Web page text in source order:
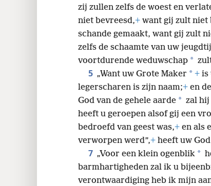
zij zullen zelfs de woest en
niet bevreesd,+ want gij zult niet
schande gemaakt, want gij zult
zelfs de schaamte van uw
voortdurende weduwschap *
5 „Want uw Grote Maker * + is
legerscharen is zijn naam;+ en
God van de gehele aarde * zal hij
heeft u geroepen alsof gij een
bedroefd van geest was,+ en als
verworpen werd”,+ heeft uw
7 „Voor een klein ogenblik *
barmhartigheden zal ik u
verontwaardiging heb ik mijn